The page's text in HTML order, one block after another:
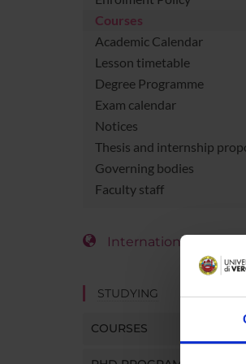
Courses
Academic Calendar
Lesson timetable
Degree Programme
Exam calendar
Notices
Thesis and internship
Governing bodies
Faculty staff
International
STUDYING
COURSES